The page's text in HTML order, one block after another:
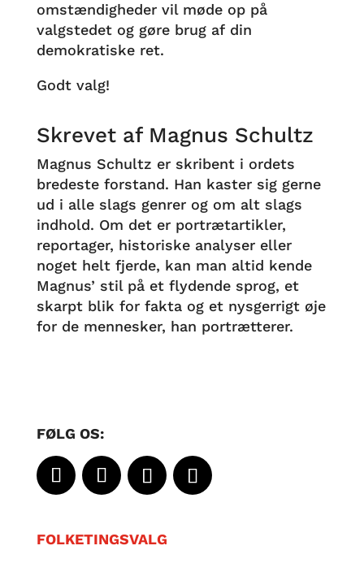
omstændigheder vil møde op på
valgstedet og gøre brug af din
demokratiske ret.
Godt valg!
Skrevet af Magnus Schultz
Magnus Schultz er skribent i ordets
bredeste forstand. Han kaster sig gerne
ud i alle slags genrer og om alt slags
indhold. Om det er portrætartikler,
reportager, historiske analyser eller
noget helt fjerde, kan man altid kende
Magnus’ stil på et flydende sprog, et
skarpt blik for fakta og et nysgerrigt øje
for de mennesker, han portrætterer.
FØLG OS:
FOLKETINGSVALG